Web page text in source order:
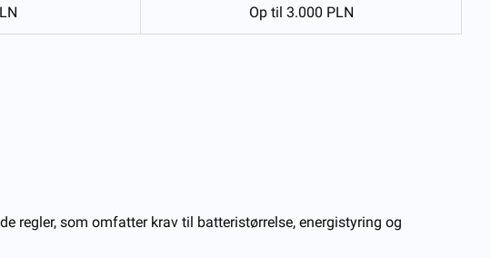
Op til 3.000 PLN
regler, som omfatter krav til batteristørrelse, energistyring og